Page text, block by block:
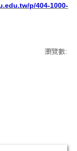
p/404-1000-
瀏覽數: